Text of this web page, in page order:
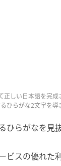
正しい日本語を完
ひらがな2文字を導
ひらがなを見
ビスの優れた